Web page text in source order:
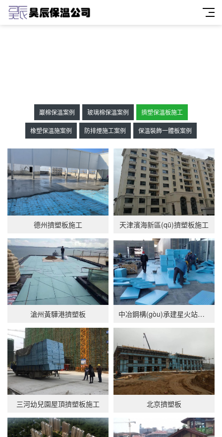
巖棉保溫案例 玻璃棉保溫案例 擠塑保溫板施工
橡塑保溫施案例 防排煙施工案例 保溫裝飾一體板案例
德州擠塑板施工 天津濱海新區(qū)擠塑板施工
滄州黃驊港擠塑板 中冶鋼構(gòu)承建星火站交通樞紐項目
三河幼兒園屋頂擠塑板施工 北京擠塑板